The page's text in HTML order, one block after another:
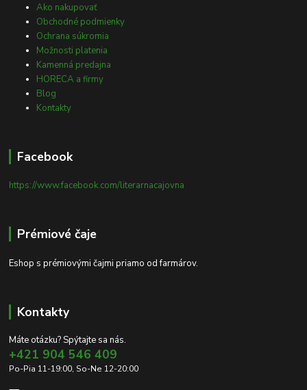
Ako nakupovať
Obchodné podmienky
Ochrana súkromia
Možnosti platenia
Kamenná predajna
HORECA a firmy
Blog
Kontakty
Facebook
https://www.facebook.com/literarnacajovna
Prémiové čaje
Eshop s prémiovými čajmi priamo od farmárov.
Kontakty
Máte otázku? Spýtajte sa nás.
+421 904 546 409
Po-Pia 11-19:00, So-Ne 12-20:00